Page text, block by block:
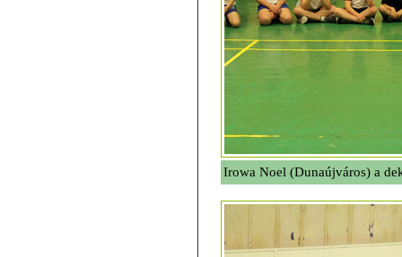
Irowa Noel (Dunaújváros) a